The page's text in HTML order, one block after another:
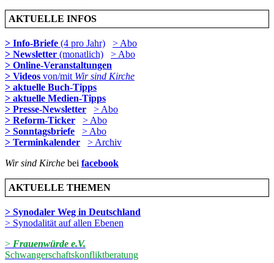
AKTUELLE INFOS
> Info-Briefe (4 pro Jahr)
> Abo
> Newsletter (monatlich)
> Abo
> Online-Veranstaltungen
> Videos von/mit Wir sind Kirche
> aktuelle Buch-Tipps
> aktuelle Medien-Tipps
> Presse-Newsletter
> Abo
> Reform-Ticker
> Abo
> Sonntagsbriefe
> Abo
> Terminkalender
> Archiv
Wir sind Kirche bei facebook
AKTUELLE THEMEN
> Synodaler Weg in Deutschland
> Synodalität auf allen Ebenen
> Frauenwürde e.V.
Schwangerschaftskonfliktberatung